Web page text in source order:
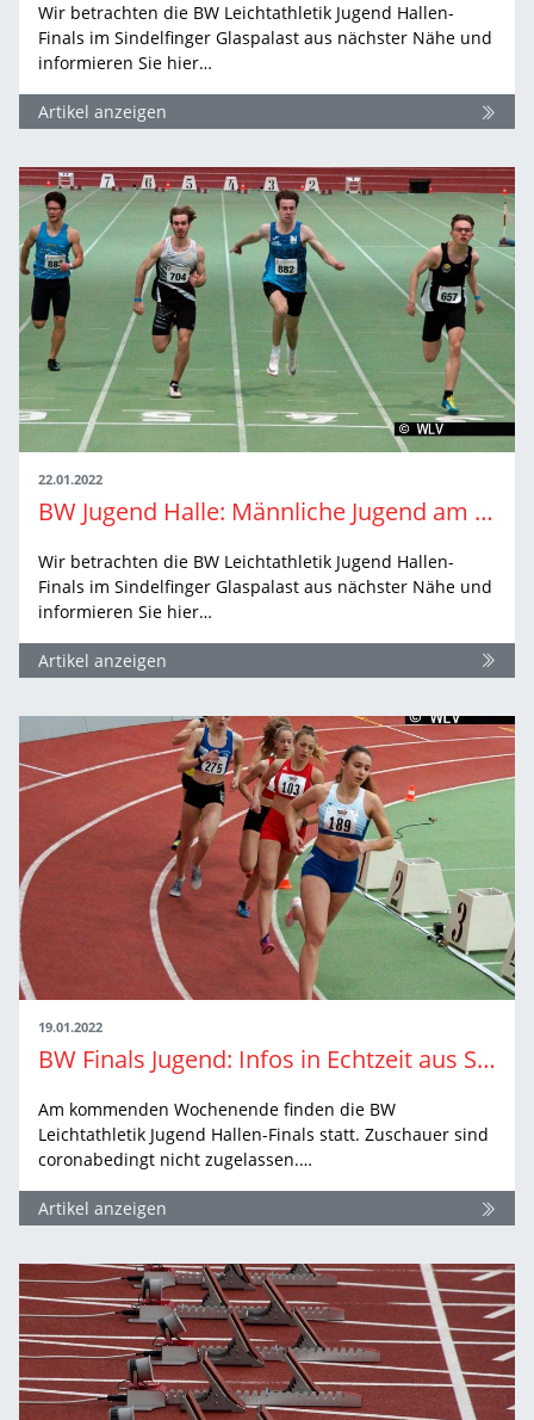
Wir betrachten die BW Leichtathletik Jugend Hallen-
Finals im Sindelfinger Glaspalast aus nächster Nähe und
informieren Sie hier…
Artikel anzeigen
22.01.2022
BW Jugend Halle: Männliche Jugend am Samstag
Wir betrachten die BW Leichtathletik Jugend Hallen-
Finals im Sindelfinger Glaspalast aus nächster Nähe und
informieren Sie hier…
Artikel anzeigen
19.01.2022
BW Finals Jugend: Infos in Echtzeit aus Sindelfingen
Am kommenden Wochenende finden die BW
Leichtathletik Jugend Hallen-Finals statt. Zuschauer sind
coronabedingt nicht zugelassen.…
Artikel anzeigen